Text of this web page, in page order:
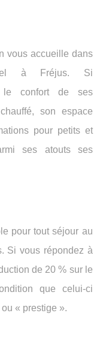
vous accueille dans
à Fréjus. Si
le confort de ses
son espace
pour petits et
ses atouts ses
pour tout séjour au
Si vous répondez à
de 20 % sur le
que celui-ci
« prestige ».